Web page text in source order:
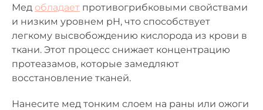
Мед обладает противогрибковыми свойствами
и низким уровнем pH, что способствует
легкому высвобождению кислорода из крови в
ткани. Этот процесс снижает концентрацию
протеазамов, которые замедляют
восстановление тканей.
Нанесите мед тонким слоем на раны или ожоги